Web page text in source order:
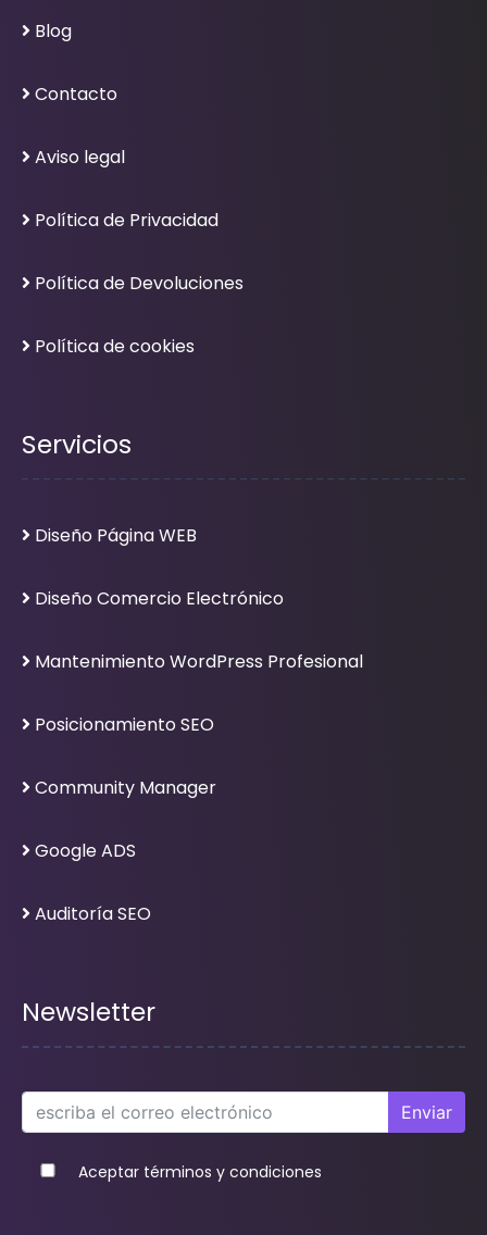
Blog
Contacto
Aviso legal
Política de Privacidad
Política de Devoluciones
Política de cookies
Servicios
Diseño Página WEB
Diseño Comercio Electrónico
Mantenimiento WordPress Profesional
Posicionamiento SEO
Community Manager
Google ADS
Auditoría SEO
Newsletter
Enviar
Aceptar términos y condiciones